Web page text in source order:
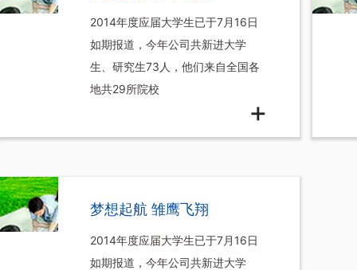
2014年度应届大学生已于7月16日
如期报道，今年公司共新进大学
生、研究生73人，他们来自全国各
地共29所院校
+
梦想起航 雏鹰飞翔
2014年度应届大学生已于7月16日
如期报道，今年公司共新进大学